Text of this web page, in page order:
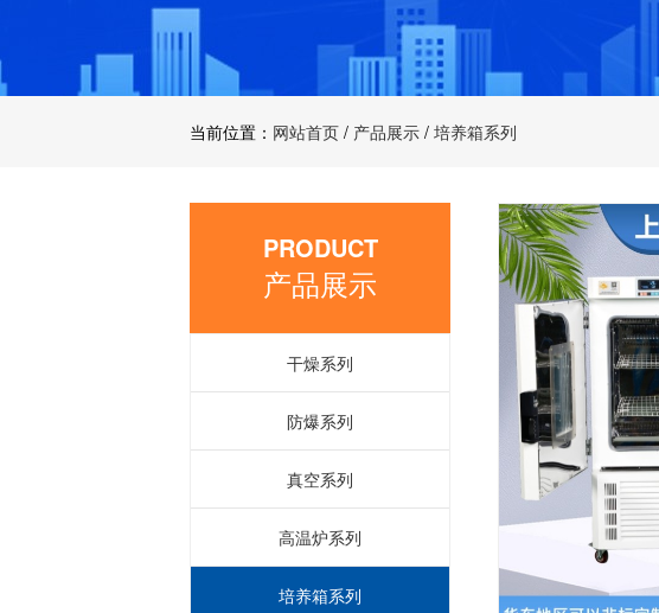
当前位置： 网站首页 / 产品展示 / 培养箱系列
PRODUCT
产品展示
干燥系列
防爆系列
真空系列
高温炉系列
培养箱系列